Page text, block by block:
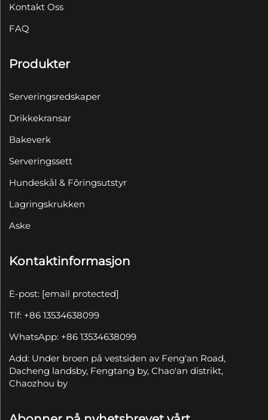
Kontakt Oss
FAQ
Produkter
Serveringsredskaper
Drikkekransar
Bakeverk
Serveringssett
Hundeskål & Fôringsutstyr
Lagringskrukken
Aske
Kontaktinformasjon
E-post: [email protected]
Tlf: +86 13534638099
WhatsApp: +86 13534638099
Add: Under broen på vestsiden av Feng'an Road,
Dacheng landsby, Fengtang by, Chao'an distrikt,
Chaozhou by